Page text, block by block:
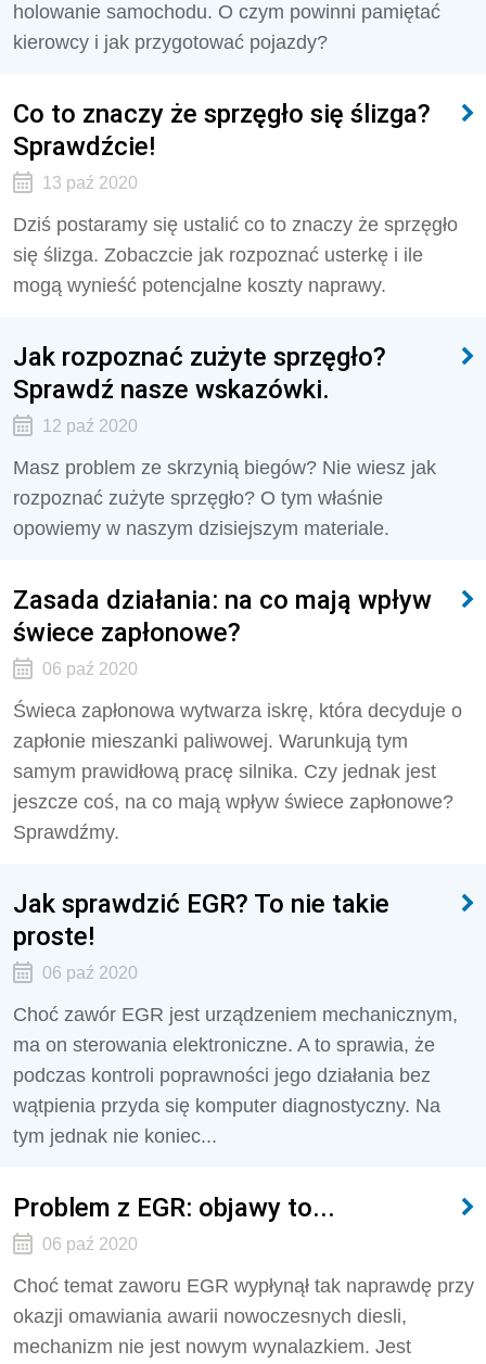
holowanie samochodu. O czym powinni pamiętać
kierowcy i jak przygotować pojazdy?
Co to znaczy że sprzęgło się ślizga?
Sprawdźcie!
13 paź 2020
Dziś postaramy się ustalić co to znaczy że sprzęgło
się ślizga. Zobaczcie jak rozpoznać usterkę i ile
mogą wynieść potencjalne koszty naprawy.
Jak rozpoznać zużyte sprzęgło?
Sprawdź nasze wskazówki.
12 paź 2020
Masz problem ze skrzynią biegów? Nie wiesz jak
rozpoznać zużyte sprzęgło? O tym właśnie
opowiemy w naszym dzisiejszym materiale.
Zasada działania: na co mają wpływ
świece zapłonowe?
06 paź 2020
Świeca zapłonowa wytwarza iskrę, która decyduje o
zapłonie mieszanki paliwowej. Warunkują tym
samym prawidłową pracę silnika. Czy jednak jest
jeszcze coś, na co mają wpływ świece zapłonowe?
Sprawdźmy.
Jak sprawdzić EGR? To nie takie
proste!
06 paź 2020
Choć zawór EGR jest urządzeniem mechanicznym,
ma on sterowania elektroniczne. A to sprawia, że
podczas kontroli poprawności jego działania bez
wątpienia przyda się komputer diagnostyczny. Na
tym jednak nie koniec...
Problem z EGR: objawy to...
06 paź 2020
Choć temat zaworu EGR wypłynął tak naprawdę przy
okazji omawiania awarii nowoczesnych diesli,
mechanizm nie jest nowym wynalazkiem. Jest